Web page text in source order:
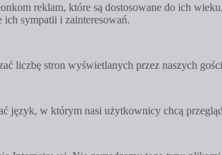
reklam, które są dostosowane do ich
ich sympatii i zainteresowań.
liczbę stron wyświetlanych przez naszych
język, w którym nasi użytkownicy chcą